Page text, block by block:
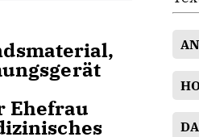
Ehefrau